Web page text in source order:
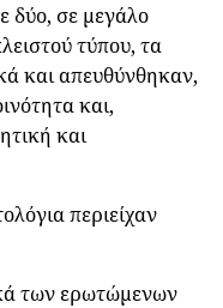
δύο, σε μεγάλο
τύπου, τα
και απευθύνθηκαν,
και,
και
περιείχαν
των ερωτώμενων